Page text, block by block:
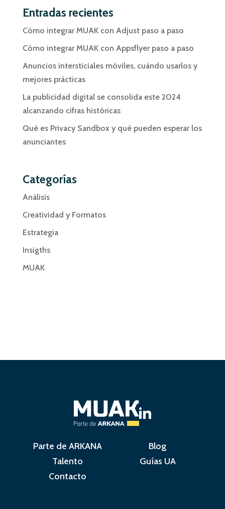
Entradas recientes
Cómo integrar MUAK con Adjust paso a paso
Cómo integrar MUAK con Appsflyer paso a paso
Anuncios intersticiales móviles, cuándo usarlos y
mejores prácticas
La publicidad digital se consolida este 2024
alcanzando cifras históricas
Qué es Privacy Sandbox y qué pueden esperar los
anunciantes
Categorías
Análisis
Creatividad y Formatos
Estrategia
Insigths
MUAK
Blog
Guías UA
Parte de ARKANA
Talento
Contacto